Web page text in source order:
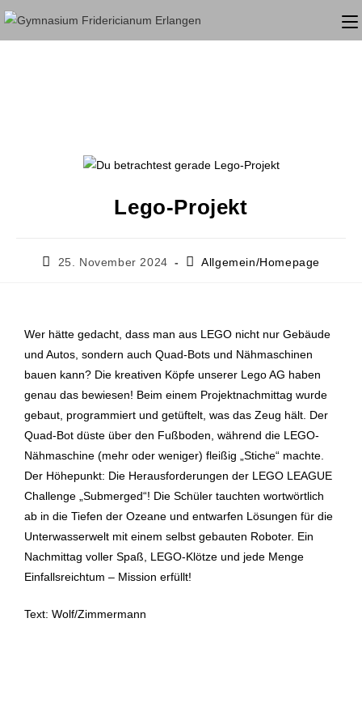
Lego-Projekt
25. November 2024 Allgemein/Homepage
Wer hätte gedacht, dass man aus LEGO nicht nur Gebäude
und Autos, sondern auch Quad-Bots und Nähmaschinen
bauen kann? Die kreativen Köpfe unserer Lego AG haben
genau das bewiesen! Beim einem Projektnachmittag wurde
gebaut, programmiert und getüftelt, was das Zeug hält. Der
Quad-Bot düste über den Fußboden, während die LEGO-
Nähmaschine (mehr oder weniger) fleißig „Stiche“ machte.
Der Höhepunkt: Die Herausforderungen der LEGO LEAGUE
Challenge „Submerged“! Die Schüler tauchten wortwörtlich
ab in die Tiefen der Ozeane und entwarfen Lösungen für die
Unterwasserwelt mit einem selbst gebauten Roboter. Ein
Nachmittag voller Spaß, LEGO-Klötze und jede Menge
Einfallsreichtum – Mission erfüllt!
Text: Wolf/Zimmermann